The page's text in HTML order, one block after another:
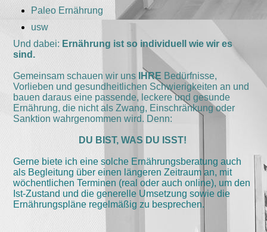
Paleo Ernährung
usw
Und dabei: Ernährung ist so individuell wie wir es
sind.
Gemeinsam schauen wir uns IHRE Bedürfnisse,
Vorlieben und gesundheitlichen Schwierigkeiten an und
bauen daraus eine passende, leckere und gesunde
Ernährung, die nicht als Zwang, Einschränkung oder
Sanktion wahrgenommen wird. Denn:
DU BIST, WAS DU ISST!
Gerne biete ich eine solche Ernährungsberatung auch
als Begleitung über einen längeren Zeitraum an, mit
wöchentlichen Terminen (real oder auch online), um den
Ist-Zustand und die generelle Umsetzung sowie die
Ernährungspläne regelmäßig zu besprechen.